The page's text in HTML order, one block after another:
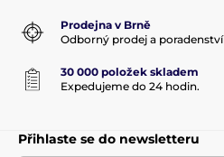
Prodejna v Brně
Odborný prodej a poradenství
30 000 položek skladem
Expedujeme do 24 hodin.
Přihlaste se do newsletteru